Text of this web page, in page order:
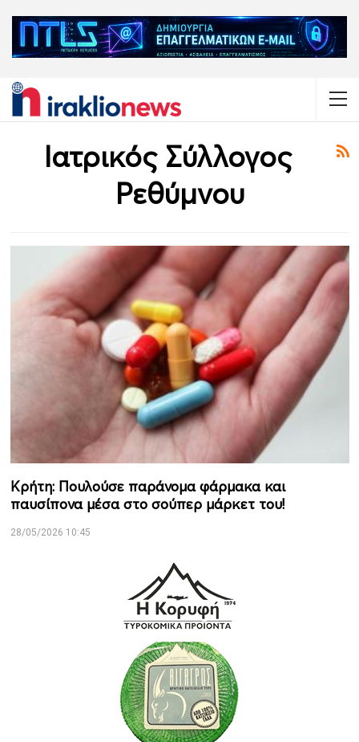
Ιατρικός Σύλλογος
Ρεθύμνου
Κρήτη: Πουλούσε παράνομα φάρμακα και
παυσίπονα μέσα στο σούπερ μάρκετ του!
28/05/2026 10:45